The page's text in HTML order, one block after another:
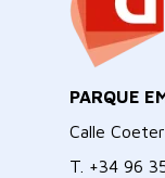
PARQUE
Calle
T. +34 96